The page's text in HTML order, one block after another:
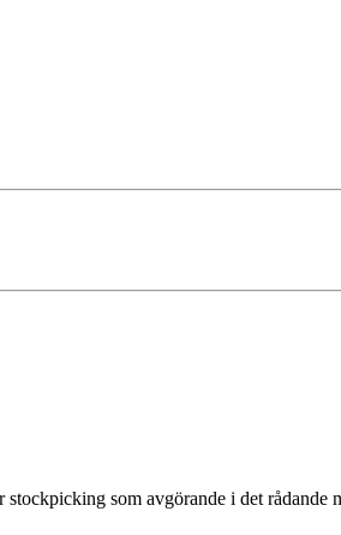
som avgörande i det rådande